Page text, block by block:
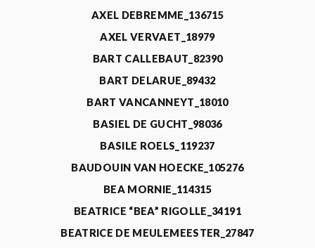
AXEL DEBREMME_136715
AXEL VERVAET_18979
BART CALLEBAUT_82390
BART DELARUE_89432
BART VANCANNEYT_18010
BASIEL DE GUCHT_98036
BASILE ROELS_119237
BAUDOUIN VAN HOECKE_105276
BEA MORNIE_114315
BEATRICE “BEA” RIGOLLE_34191
BEATRICE DE MEULEMEESTER_27847